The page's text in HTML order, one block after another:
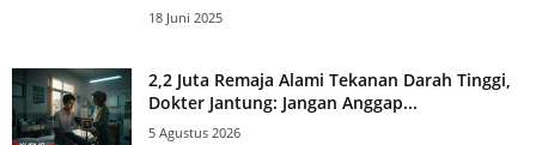
18 Juni 2025
2,2 Juta Remaja Alami Tekanan Darah Tinggi,
Dokter Jantung: Jangan Anggap...
5 Agustus 2026